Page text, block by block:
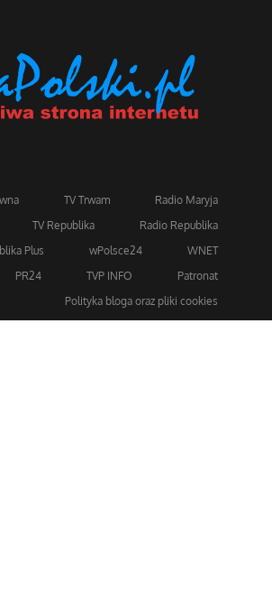
TV Trwam
Radio Maryja
TV Republika
Radio Republika
Plus
wPolsce24
WNET
PR24
TVP INFO
Patronat
Polityka bloga oraz pliki cookies